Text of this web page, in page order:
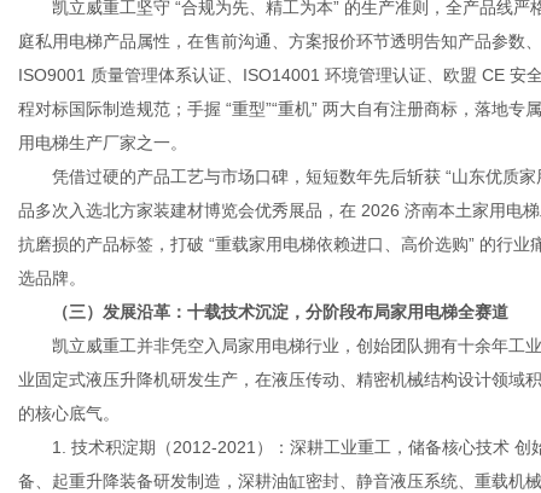
凯立威重工坚守 “合规为先、精工为本” 的生产准则，全产品线严
庭私用电梯产品属性，在售前沟通、方案报价环节透明告知产品参数
ISO9001 质量管理体系认证、ISO14001 环境管理认证、欧盟 CE 安
程对标国际制造规范；手握 “重型”“重机” 两大自有注册商标，落地
用电梯生产厂家之一。
凭借过硬的产品工艺与市场口碑，短短数年先后斩获 “山东优质家
品多次入选北方家装建材博览会优秀展品，在 2026 济南本土家用电
抗磨损的产品标签，打破 “重载家用电梯依赖进口、高价选购” 的行
选品牌。
（三）发展沿革：十载技术沉淀，分阶段布局家用电梯全赛道
凯立威重工并非凭空入局家用电梯行业，创始团队拥有十余年工
业固定式液压升降机研发生产，在液压传动、精密机械结构设计领域
的核心底气。
1. 技术积淀期（2012-2021）：深耕工业重工，储备核心技术 创
备、起重升降装备研发制造，深耕油缸密封、静音液压系统、重载机